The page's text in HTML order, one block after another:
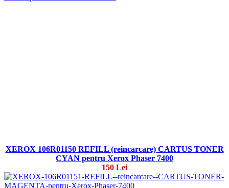
XEROX 106R01150 REFILL (reincarcare) CARTUS TONER
CYAN pentru Xerox Phaser 7400
150 Lei